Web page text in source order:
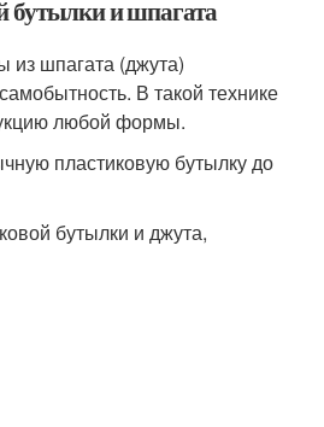
бутылки и шпагата
из шпагата (джута)
В такой технике
любой формы.
пластиковую бутылку до
бутылки и джута,